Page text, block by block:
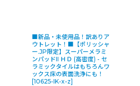
■新品・未使用品！訳ありア
ウトレット！■【ポリッシャ
ー.JP限定】スーパーメラミ
ンパッドII ＨＤ (高密度) - セ
ラミックタイルはもちろんワ
ックス床の表面洗浄にも！
[10625-IK-x-z]